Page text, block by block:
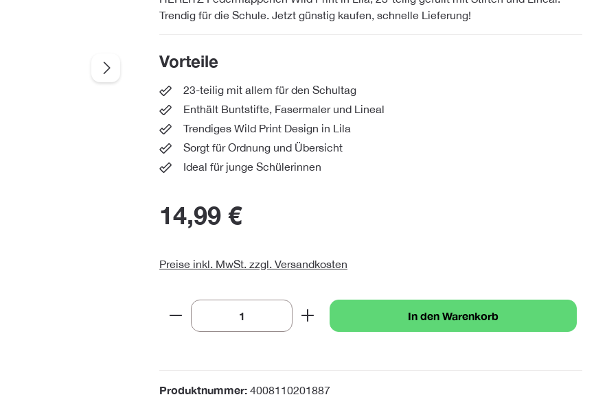
Trendig für die Schule. Jetzt günstig kaufen, schnelle Lieferung!
Vorteile
23-teilig mit allem für den Schultag
Enthält Buntstifte, Fasermaler und Lineal
Trendiges Wild Print Design in Lila
Sorgt für Ordnung und Übersicht
Ideal für junge Schülerinnen
14,99 €
Preise inkl. MwSt. zzgl. Versandkosten
Produkt Anzahl: Gib den gewünschten Wert ein oder
In den Warenkorb
Produktnummer: 4008110201887